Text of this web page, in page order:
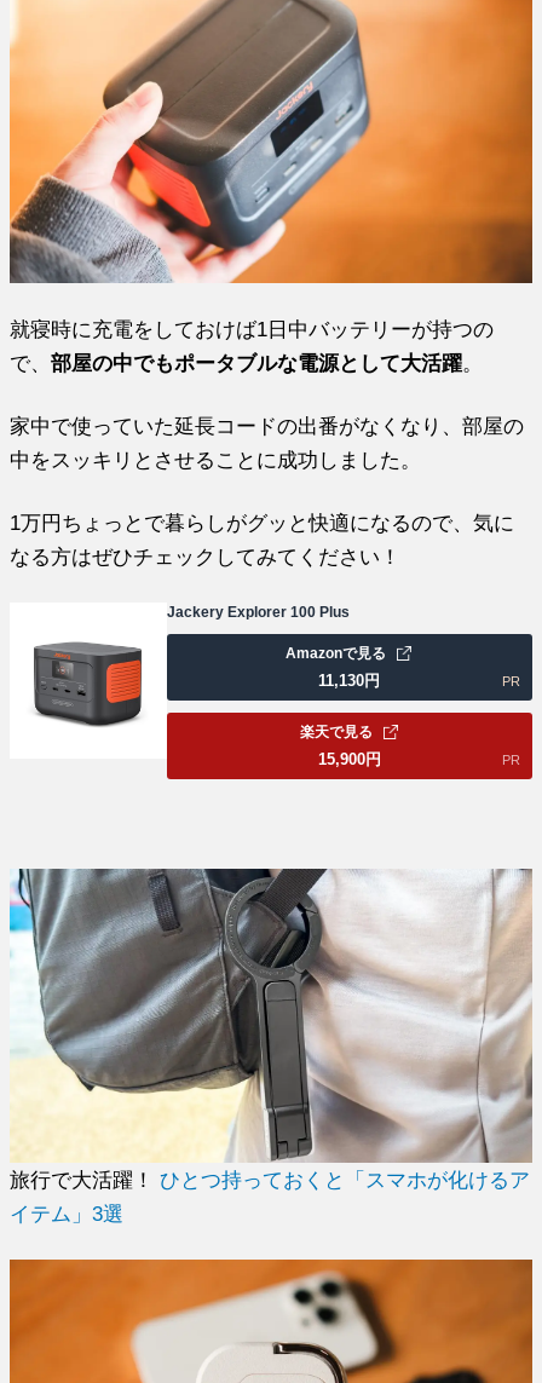
就寝時に充電をしておけば1日中バッテリーが持つの
で、部屋の中でもポータブルな電源として大活躍。
家中で使っていた延長コードの出番がなくなり、部屋の
中をスッキリとさせることに成功しました。
1万円ちょっとで暮らしがグッと快適になるので、気に
なる方はぜひチェックしてみてください！
Jackery Explorer 100 Plus
11,130円
Amazonで見る
PR
15,900円
楽天で見る
PR
旅行で大活躍！ひとつ持っておくと「スマホが化けるア
イテム」3選